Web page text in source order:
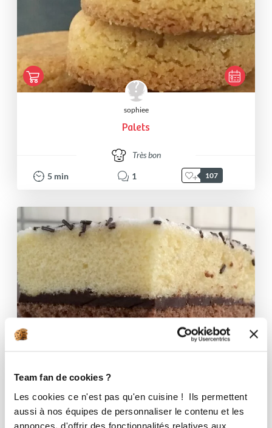
Team fan de cookies ?
Les cookies ce n'est pas qu'en cuisine ! Ils permettent
aussi à nos équipes de personnaliser le contenu et les
annonces, d'offrir des fonctionnalités relatives aux
sophiee
Palets
Très bon
5 min 1 107